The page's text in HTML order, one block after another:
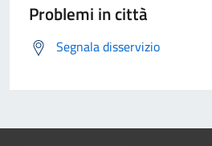
Problemi in città
Segnala disservizio